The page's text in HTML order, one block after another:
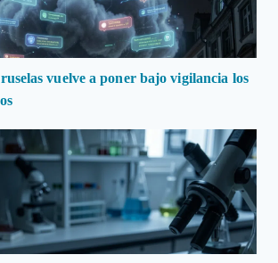
vuelve a poner bajo vigilancia los